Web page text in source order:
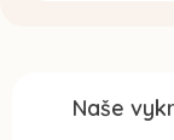
Naše